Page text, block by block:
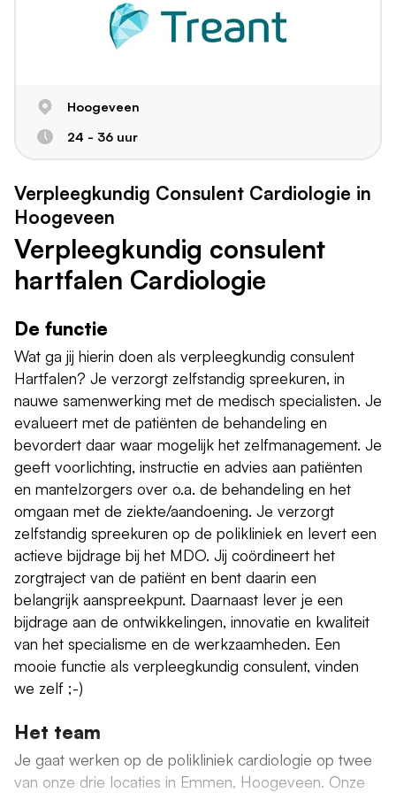
Hoogeveen
24 - 36 uur
Verpleegkundig Consulent Cardiologie in
Hoogeveen
Verpleegkundig consulent
hartfalen Cardiologie
De functie
Wat ga jij hierin doen als verpleegkundig consulent
Hartfalen? Je verzorgt zelfstandig spreekuren, in
nauwe samenwerking met de medisch specialisten. Je
evalueert met de patiënten de behandeling en
bevordert daar waar mogelijk het zelfmanagement. Je
geeft voorlichting, instructie en advies aan patiënten
en mantelzorgers over o.a. de behandeling en het
omgaan met de ziekte/aandoening. Je verzorgt
zelfstandig spreekuren op de polikliniek en levert een
actieve bijdrage bij het MDO. Jij coördineert het
zorgtraject van de patiënt en bent daarin een
belangrijk aanspreekpunt. Daarnaast lever je een
bijdrage aan de ontwikkelingen, innovatie en kwaliteit
van het specialisme en de werkzaamheden. Een
mooie functie als verpleegkundig consulent, vinden
we zelf ;-)
Het team
Je gaat werken op de polikliniek cardiologie op twee
van onze drie locaties in Emmen, Hoogeveen. Onze